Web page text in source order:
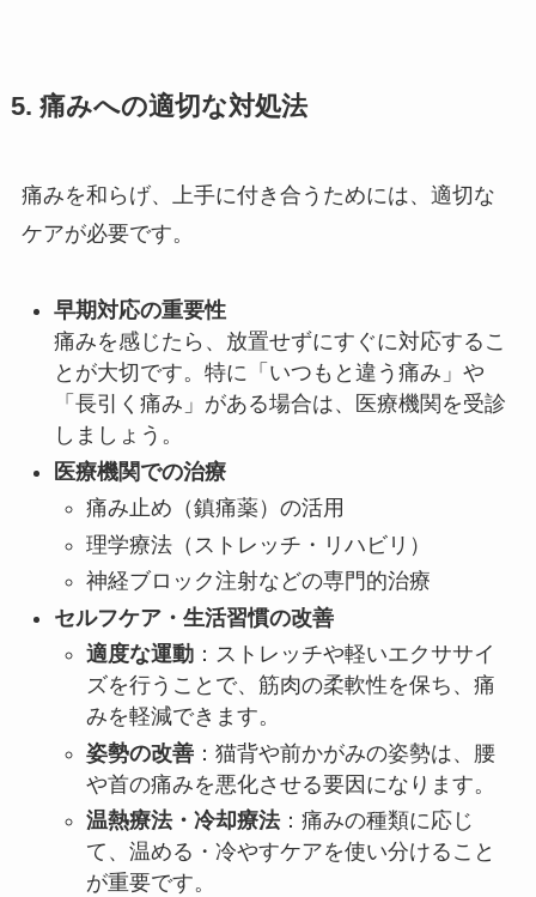
5. 痛みへの適切な対処法
痛みを和らげ、上手に付き合うためには、適切な
ケアが必要です。
早期対応の重要性
痛みを感じたら、放置せずにすぐに対応するこ
とが大切です。特に「いつもと違う痛み」や
「長引く痛み」がある場合は、医療機関を受診
しましょう。
医療機関での治療
痛み止め（鎮痛薬）の活用
理学療法（ストレッチ・リハビリ）
神経ブロック注射などの専門的治療
セルフケア・生活習慣の改善
適度な運動：ストレッチや軽いエクササイ
ズを行うことで、筋肉の柔軟性を保ち、痛
みを軽減できます。
姿勢の改善：猫背や前かがみの姿勢は、腰
や首の痛みを悪化させる要因になります。
温熱療法・冷却療法：痛みの種類に応じ
て、温める・冷やすケアを使い分けること
が重要です。